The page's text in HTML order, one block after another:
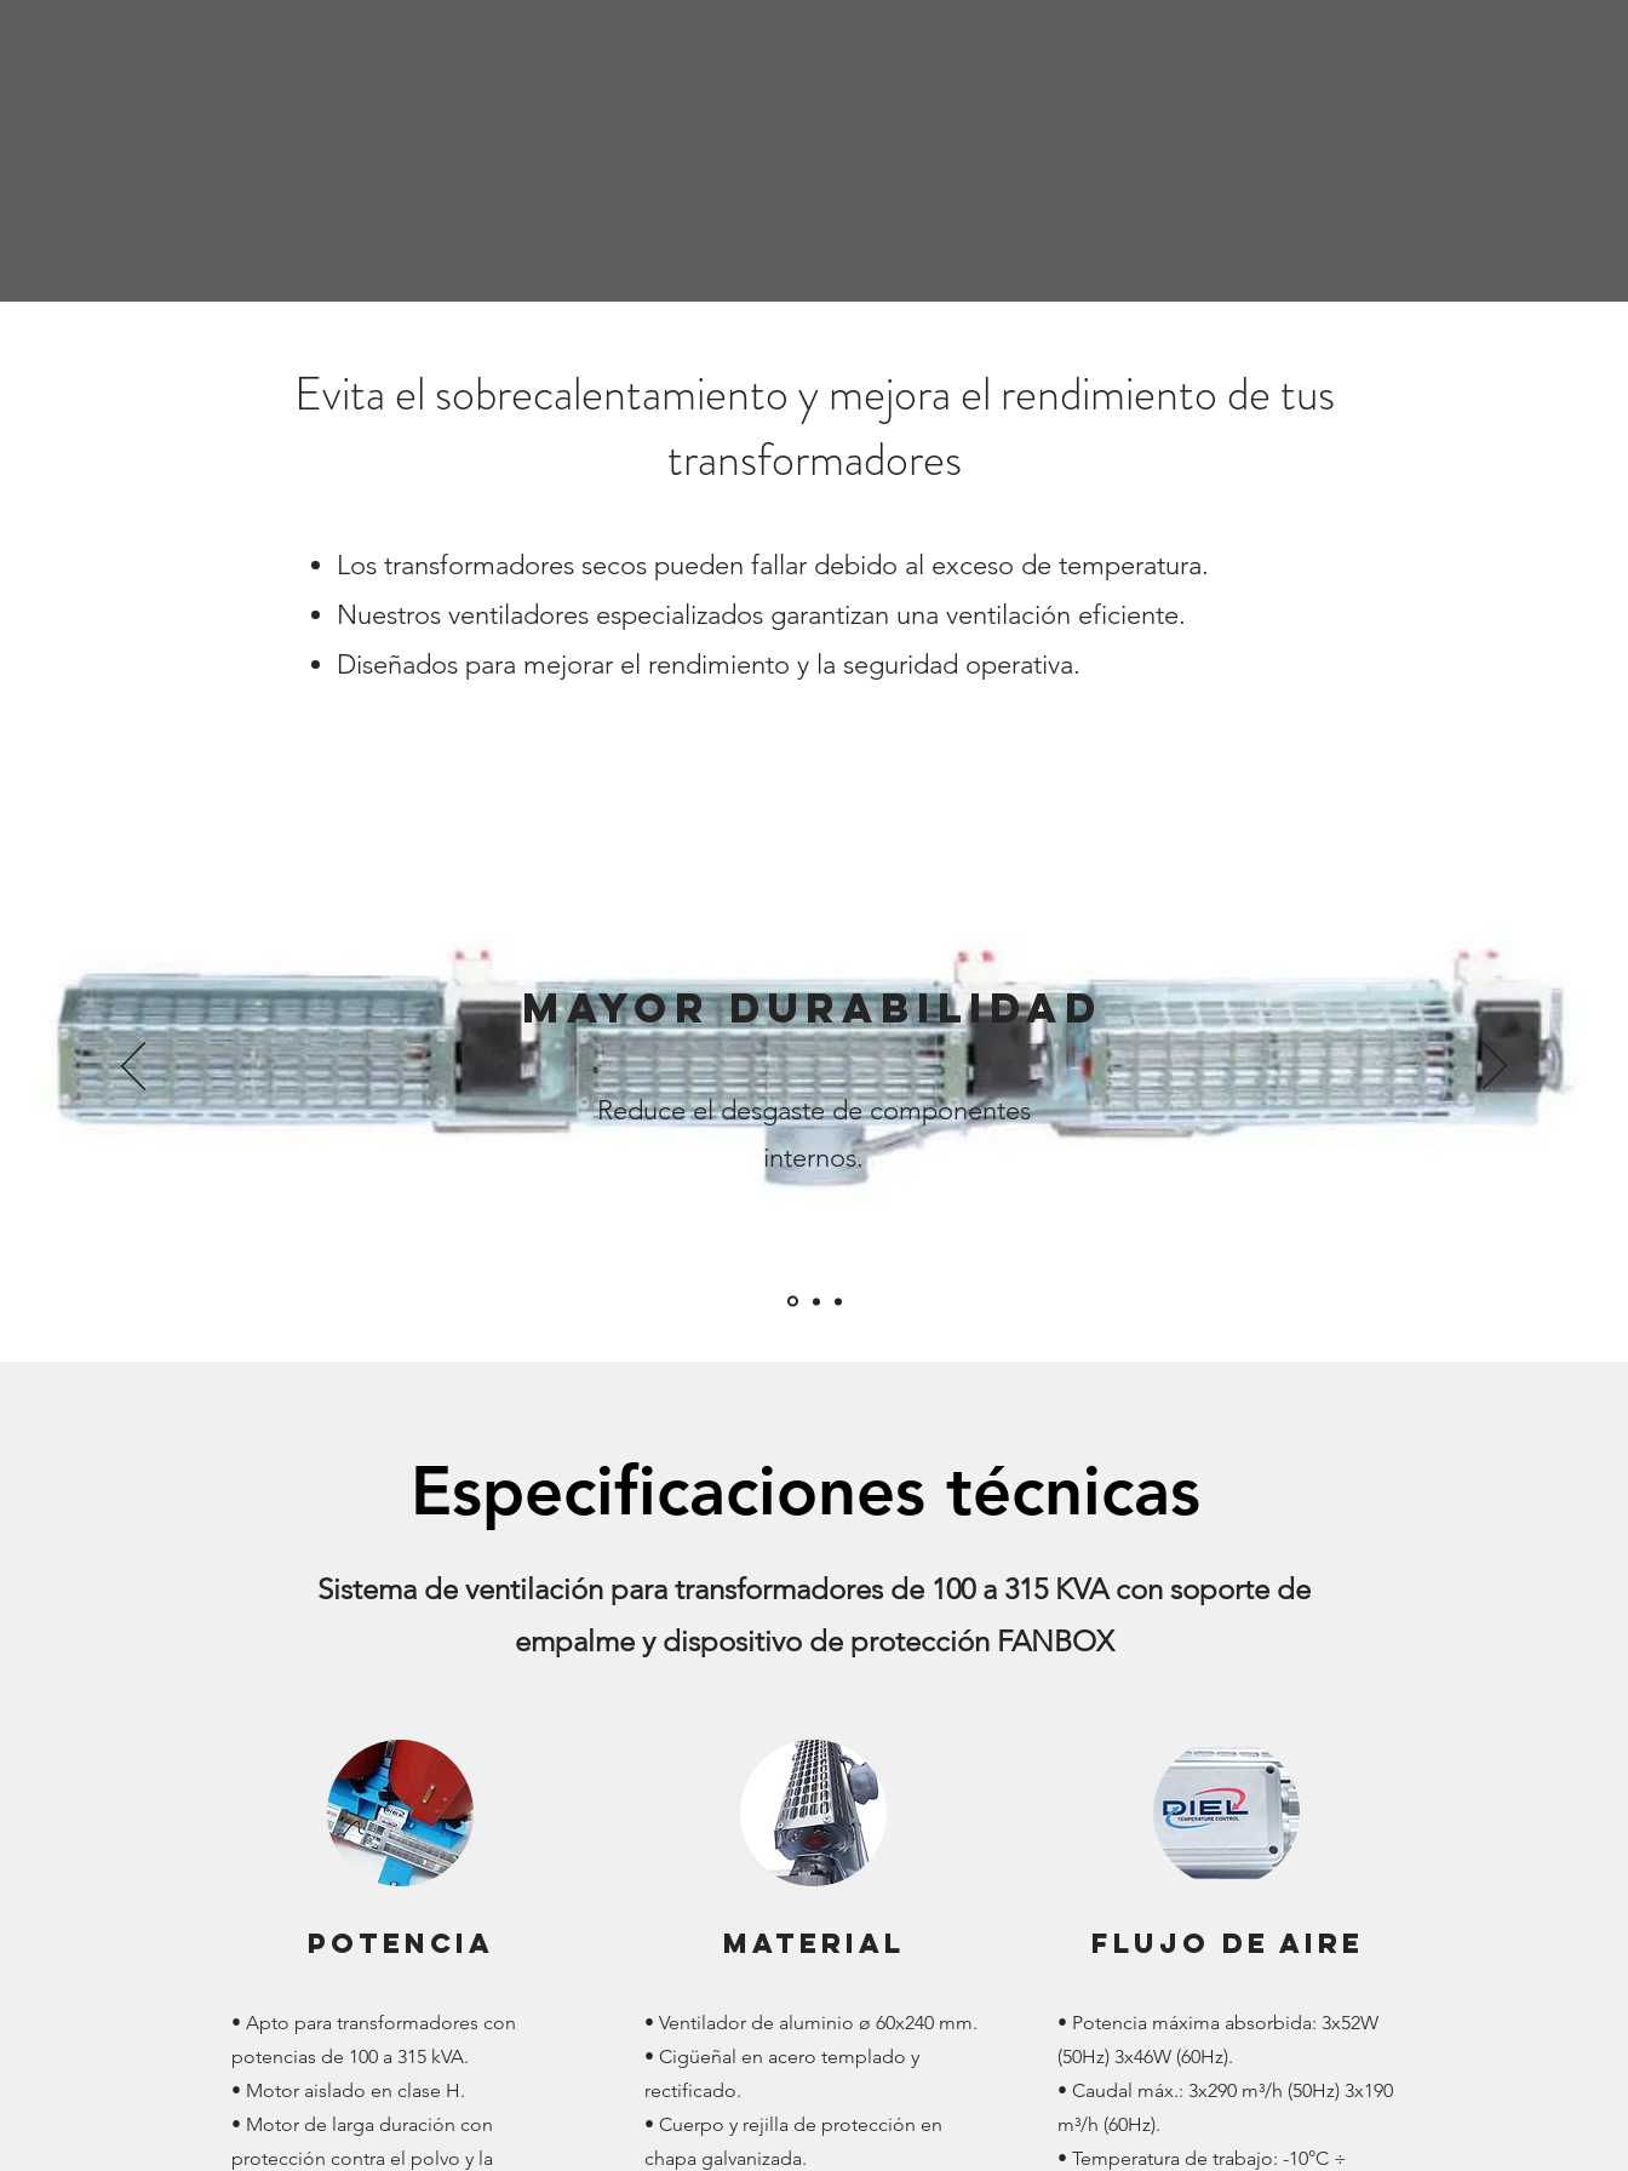
Evita el sobrecalentamiento y mejora el rendimiento de tus
transformadores
Los transformadores secos pueden fallar debido al exceso de temperatura.
Nuestros ventiladores especializados garantizan una ventilación eficiente.
Diseñados para mejorar el rendimiento y la seguridad operativa.
Mayor durabilidad
Reduce el desgaste de componentes
internos.
Especificaciones técnicas
Sistema de ventilación para transformadores de 100 a 315 KVA con soporte de
empalme y dispositivo de protección FANBOX
POTENCIA
• Apto para transformadores con
potencias de 100 a 315 kVA.
• Motor aislado en clase H.
• Motor de larga duración con
protección contra el polvo y la
MATERIAL
• Ventilador de aluminio ø 60x240 mm.
• Cigüeñal en acero templado y
rectificado.
• Cuerpo y rejilla de protección en
chapa galvanizada.
FLUJO DE AIRE
• Potencia máxima absorbida: 3x52W
(50Hz) 3x46W (60Hz).
• Caudal máx.: 3x290 m³/h (50Hz) 3x190
m³/h (60Hz).
• Temperatura de trabajo: -10°C ÷